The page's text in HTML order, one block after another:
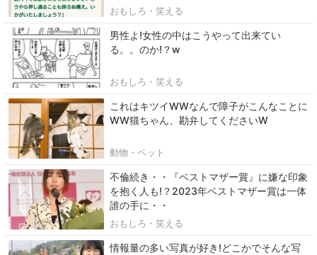
おもしろ・笑える
男性よ!女性の中はこうやって出来てい
る。。のか!？w
おもしろ・笑える
これはキツイWWなんで障子がこんなことに
WW猫ちゃん、勘弁してくださいW
動物・ペット
不倫続き・・『ベストマザー賞』に嫌な印象
を抱く人も!？2023年ベストマザー賞は一体
誰の手に・・
おもしろ・笑える
情報量の多い写真が好き!どこかでそんな写